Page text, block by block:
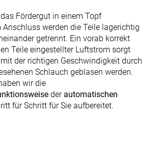
Fördergut in einem Topf
werden die Teile lagerichtig
getrennt. Ein vorab korrekt
Teile eingestellter Luftstrom sorgt
der richtigen Geschwindigkeit durch
Schlauch geblasen werden.
wir die
der automatischen
für Schritt für Sie aufbereitet.